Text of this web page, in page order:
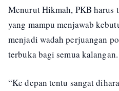
Menurut Hikmah, PKB harus
yang mampu menjawab
menjadi wadah perjuangan
terbuka bagi semua kalangan.
“Ke depan tentu sangat